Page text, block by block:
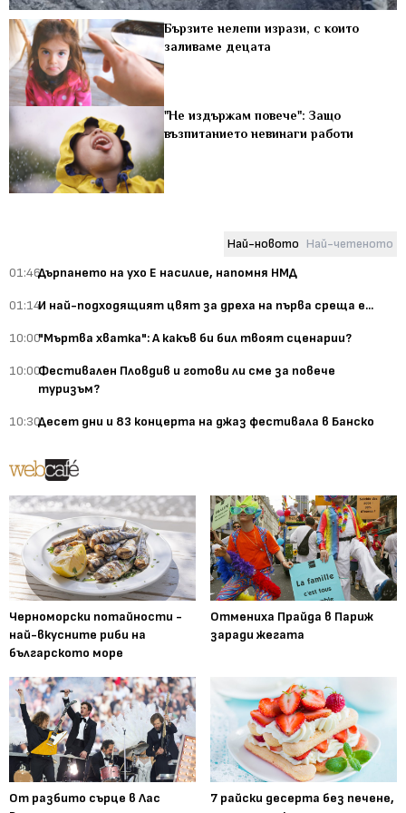
Бързите нелепи изрази, с които
заливаме децата
"Не издържам повече": Защо
възпитанието невинаги работи
Най-новото Най-четеното
01:46Дърпането на ухо Е насилие, напомня НМД
01:14И най-подходящият цвят за дреха на първа среща е...
10:00"Мъртва хватка": А какъв би бил твоят сценарии?
10:00Фестивален Пловдив и готови ли сме за повече
туризъм?
10:30Десет дни и 83 концерта на джаз фестивала в Банско
Черноморски потайности -
най-вкусните риби на
българското море
Отмениха Прайда в Париж
заради жегата
От разбито сърце в Лас
7 райски десерта без печене,